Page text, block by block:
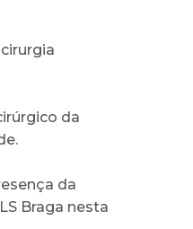
da
da
Braga nesta